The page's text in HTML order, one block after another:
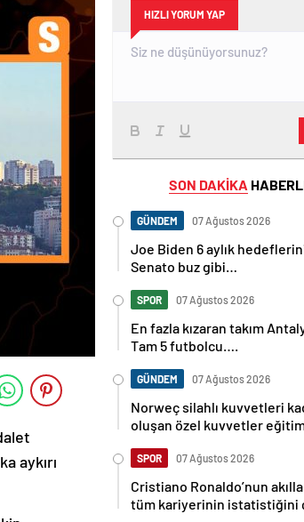
aykırı
HIZLI YORUM YAP
SON DAKİKA
GÜNDEM 07 Ağustos 2026
Joe Biden 6 aylık hedeflerini
Senato buz gibi…
SPOR 07 Ağustos 2026
En fazla kızaran takım
Tam 5 futbolcu….
GÜNDEM 07 Ağustos 2026
Norweç silahlı kuvvetleri
oluşan özel kuvvetler
SPOR 07 Ağustos 2026
Cristiano Ronaldo’nun
tüm kariyerinin istatistiğini